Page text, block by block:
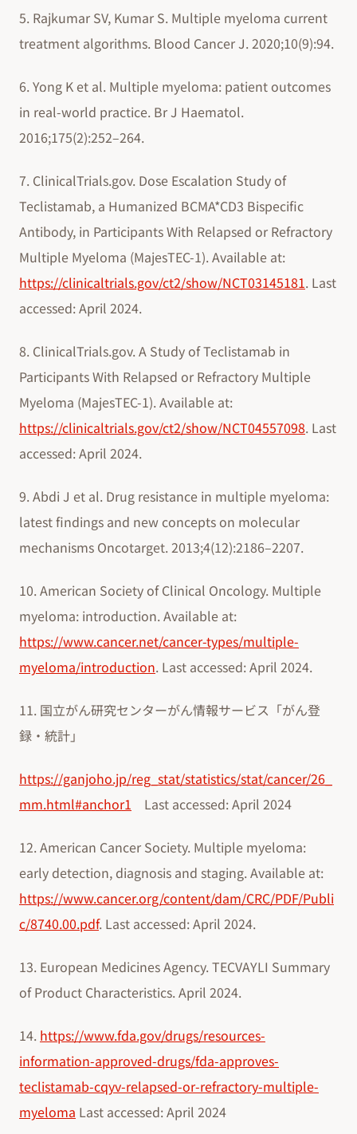
5. Rajkumar SV, Kumar S. Multiple myeloma current
treatment algorithms. Blood Cancer J. 2020;10(9):94.
6. Yong K et al. Multiple myeloma: patient outcomes
in real-world practice. Br J Haematol.
2016;175(2):252–264.
7. ClinicalTrials.gov. Dose Escalation Study of
Teclistamab, a Humanized BCMA*CD3 Bispecific
Antibody, in Participants With Relapsed or Refractory
Multiple Myeloma (MajesTEC-1). Available at:
https://clinicaltrials.gov/ct2/show/NCT03145181. Last
accessed: April 2024.
8. ClinicalTrials.gov. A Study of Teclistamab in
Participants With Relapsed or Refractory Multiple
Myeloma (MajesTEC-1). Available at:
https://clinicaltrials.gov/ct2/show/NCT04557098. Last
accessed: April 2024.
9. Abdi J et al. Drug resistance in multiple myeloma:
latest findings and new concepts on molecular
mechanisms Oncotarget. 2013;4(12):2186–2207.
10. American Society of Clinical Oncology. Multiple
myeloma: introduction. Available at:
https://www.cancer.net/cancer-types/multiple-
myeloma/introduction. Last accessed: April 2024.
11. 国立がん研究センターがん情報サービス「がん登
録・統計」
https://ganjoho.jp/reg_stat/statistics/stat/cancer/26_
mm.html#anchor1 Last accessed: April 2024
12. American Cancer Society. Multiple myeloma:
early detection, diagnosis and staging. Available at:
https://www.cancer.org/content/dam/CRC/PDF/Publi
c/8740.00.pdf. Last accessed: April 2024.
13. European Medicines Agency. TECVAYLI Summary
of Product Characteristics. April 2024.
14. https://www.fda.gov/drugs/resources-
information-approved-drugs/fda-approves-
teclistamab-cqyv-relapsed-or-refractory-multiple-
myeloma Last accessed: April 2024